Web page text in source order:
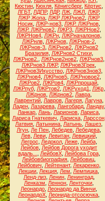
Кюстин Кюхля Кёнигсберг, Кёртис
ЛГБТ, ЛДПР, ЛДР, ЛЖ ЛЖЛ ЛЖР,
ЛЖР Жопа ЛЖР ЛЖРнов2 ЛЖР
Носик ЛЖР-нов3 ЛЖР. ЛЖРнов
ЛЖР. ЛЖРнов2, ЛЖР3, ЛЖРНов2,
ЛЖРНов4, ЛЖРн, ЛЖРначалонов,
ЛЖРнлв, ЛЖРнов, ЛЖРнов-2,
ЛЖРнов-3 ЛЖРнов2 ЛЖРнов2
Бразилия, ЛЖРнов2 Стихи,
ЛЖРнов2.
ЛЖРнов2нов2 ЛЖРнов3
ЛЖРнов3 ЛЖР, ЛЖРнов3Грек
ЛЖРнов3Икусство, ЛЖРнов3нов3,
ЛЖРнов4, ЛЖРнов5, ЛЖРновое2,
ЛЖРов2 ЛЖРов4 ЛЖРпрощай
ЛЖРпуб, ЛЖРтов2, ЛЖРуход1 ЛЖр,
ЛЖрнов ЛЖрнов2 Лавра
Лаврентий Лавров Лагеря Лагуна
Ладен, Лазарева, Лангобард, Ландау,
Ланкар Лань Ларионов Лариса
Лариса Гнаткевич
Лариска, Ларссон,
Латвия Латынина Латынь Лашез
Лгун Ле Пен Лебедев Лебедева
Лев, Леви, Левитан, Левицкий,
Легрос
Ледокол, Леже, Лейба,
Лейбов Лейбов Дорога уходит
вдаль...
ЛейбовХ, Лейбова Гора,
Лейбовбиография Лейбовиц
Лейбович
Лейтенант, Лекаренко,
Лекции Лекция Лем Лемпицка
Ленд-лиз, Ленин, Ленинград,
Ленказм
Леннон Ленточки
Леонардо Леонардо да Винчи
ЛеонардоХ Леонида-отсосючка